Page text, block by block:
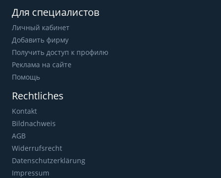
Для специалистов
Личный кабинет
Добавить фирму
Получить доступ к профилю
Реклама на сайте
Помощь
Rechtliches
Kontakt
Bildnachweis
AGB
Widerrufsrecht
Datenschutzerklärung
Impressum